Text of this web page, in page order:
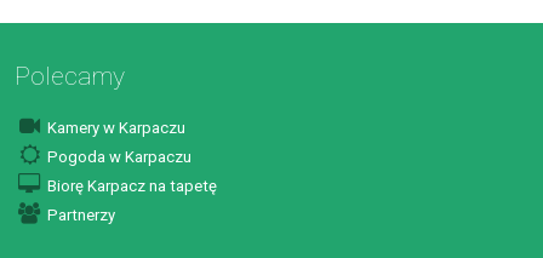
Polecamy
Kamery w Karpaczu
Pogoda w Karpaczu
Biorę Karpacz na tapetę
Partnerzy